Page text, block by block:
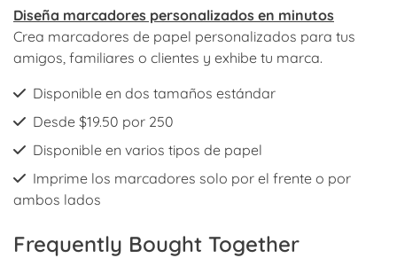
Diseña marcadores personalizados en minutos
Crea marcadores de papel personalizados para tus
amigos, familiares o clientes y exhibe tu marca.
Disponible en dos tamaños estándar
Desde $19.50 por 250
Disponible en varios tipos de papel
Imprime los marcadores solo por el frente o por
ambos lados
Frequently Bought Together